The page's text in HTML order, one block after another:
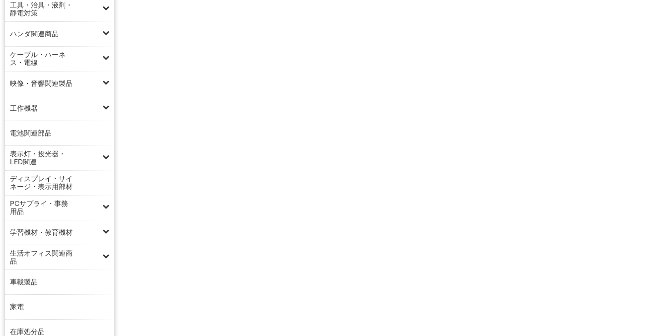
工具・治具・液剤・
静電対策
ハンダ関連商品
ケーブル・ハーネ
ス・電線
映像・音響関連製品
工作機器
電池関連部品
表示灯・投光器・
LED関連
ディスプレイ・サイ
ネージ・表示用部材
PCサプライ・事務
用品
学習機材・教育機材
生活オフィス関連商
品
車載製品
家電
在庫処分品